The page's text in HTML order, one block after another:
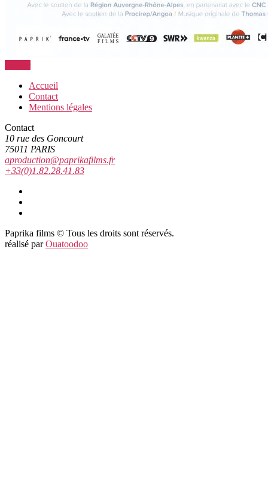
Accueil
Contact
Mentions légales
Contact
10 rue des Goncourt
75011 PARIS
aproduction@paprikafilms.fr
+33(0)1.82.28.41.83
Paprika films © Tous les droits sont réservés.
réalisé parOuatoodoo